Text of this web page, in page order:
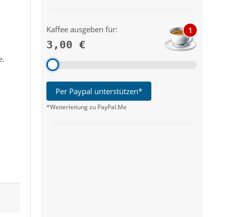
Kaffee ausgeben für:
3,00 €
1
Per Paypal unterstützen*
*Weiterleitung zu PayPal.Me